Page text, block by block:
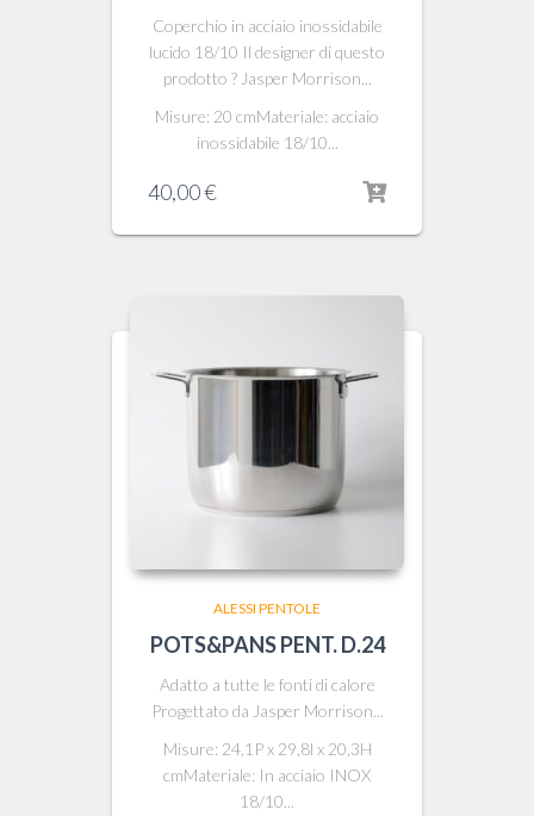
Coperchio in acciaio inossidabile
lucido 18/10 Il designer di questo
prodotto ? Jasper Morrison...
Misure: 20 cmMateriale: acciaio
inossidabile 18/10...
40,00€
ALESSI PENTOLE
POTS&PANS PENT. D.24
Adatto a tutte le fonti di calore
Progettato da Jasper Morrison...
Misure: 24,1P x 29,8l x 20,3H
cmMateriale: In acciaio INOX
18/10...